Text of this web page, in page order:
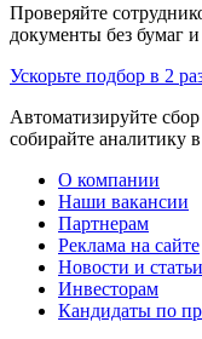
Проверяйте
документы без бумаг
Ускорьте подбор в 2
Автоматизируйте
собирайте аналитику
О компании
Наши вакансии
Партнерам
Реклама на сайте
Новости и статьи
Инвесторам
Кандидаты по